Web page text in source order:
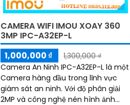
CAMERA WIFI IMOU XOAY 360
3MP IPC-A32EP-L
1,000,000 ₫
1,300,000 ₫
Camera An Ninh IPC-A32EP-L là một
Camera hàng đầu trong lĩnh vực
giám sát an ninh. Với độ phân giải
2MP và công nghệ nén hình ảnh